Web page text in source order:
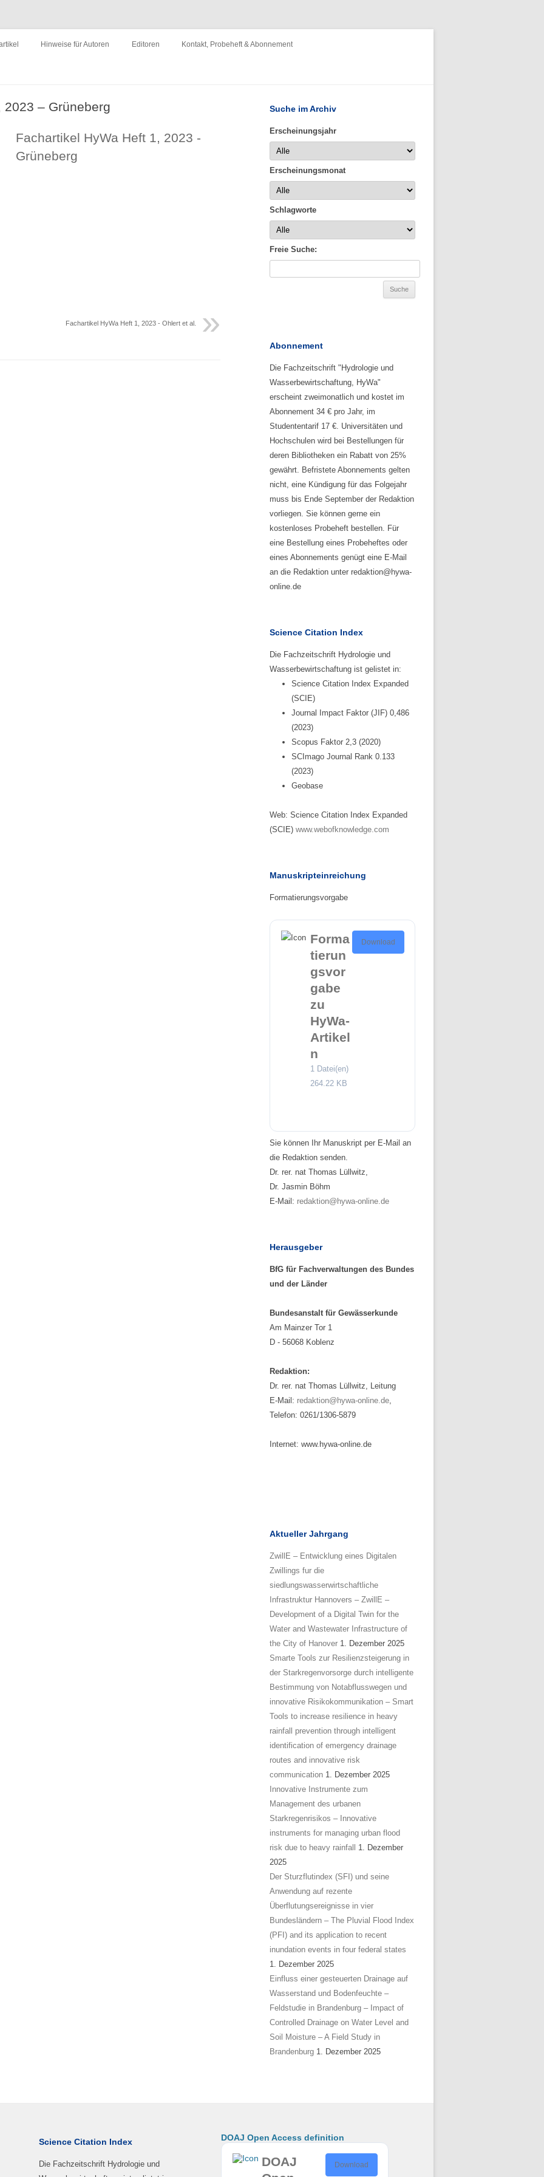
Inhalt
Hinweise für Autoren Editoren Kontakt, Probeheft & Abonnement
2023 – Grüneberg
Fachartikel HyWa Heft 1, 2023 -
Grüneberg
Fachartikel HyWa Heft 1, 2023 - Ohlert et al.
Suche im Archiv
Erscheinungsjahr
Erscheinungsmonat
Schlagworte
Freie Suche:
Abonnement
Die Fachzeitschrift "Hydrologie und
Wasserbewirtschaftung, HyWa"
erscheint zweimonatlich und kostet im
Abonnement 34 € pro Jahr, im
Studententarif 17 €. Universitäten und
Hochschulen wird bei Bestellungen für
deren Bibliotheken ein Rabatt von 25%
gewährt. Befristete Abonnements gelten
nicht, eine Kündigung für das Folgejahr
muss bis Ende September der Redaktion
vorliegen. Sie können gerne ein
kostenloses Probeheft bestellen. Für
eine Bestellung eines Probeheftes oder
eines Abonnements genügt eine E-Mail
an die Redaktion unter redaktion@hywa-
online.de
Science Citation Index
Die Fachzeitschrift Hydrologie und
Wasserbewirtschaftung ist gelistet in:
Science Citation Index Expanded
(SCIE)
Journal Impact Faktor (JIF) 0,486
(2023)
Scopus Faktor 2,3 (2020)
SCImago Journal Rank 0.133
(2023)
Geobase
Web: Science Citation Index Expanded
(SCIE)www.webofknowledge.com
Manuskripteinreichung
Formatierungsvorgabe
Forma
tierun
gsvor
gabe
zu
HyWa-
Artikel
n
1 Datei(en)
264.22 KB
Download
Sie können Ihr Manuskript per E-Mail an
die Redaktion senden.
Dr. rer. nat Thomas Lüllwitz,
Dr. Jasmin Böhm
E-Mail: redaktion@hywa-online.de
Herausgeber
BfG für Fachverwaltungen des Bundes
und der Länder
Bundesanstalt für Gewässerkunde
Am Mainzer Tor 1
D - 56068 Koblenz
Redaktion:
Dr. rer. nat Thomas Lüllwitz, Leitung
E-Mail: redaktion@hywa-online.de
Telefon: 0261/1306-5879
Internet: www.hywa-online.de
Aktueller Jahrgang
ZwillE – Entwicklung eines Digitalen
Zwillings fur die
siedlungswasserwirtschaftliche
Infrastruktur Hannovers – ZwillE –
Development of a Digital Twin for the
Water and Wastewater Infrastructure of
the City of Hanover 1. Dezember 2025
Smarte Tools zur Resilienzsteigerung in
der Starkregenvorsorge durch intelligente
Bestimmung von Notabflusswegen und
innovative Risikokommunikation – Smart
Tools to increase resilience in heavy
rainfall prevention through intelligent
identification of emergency drainage
routes and innovative risk
communication 1. Dezember 2025
Innovative Instrumente zum
Management des urbanen
Starkregenrisikos – Innovative
instruments for managing urban flood
risk due to heavy rainfall
1. Dezember
2025
Der Sturzflutindex (SFI) und seine
Anwendung auf rezente
Überflutungsereignisse in vier
Bundesländern – The Pluvial Flood Index
(PFI) and its application to recent
inundation events in four federal states
1. Dezember 2025
Einfluss einer gesteuerten Drainage auf
Wasserstand und Bodenfeuchte –
Feldstudie in Brandenburg – Impact of
Controlled Drainage on Water Level and
Soil Moisture – A Field Study in
Brandenburg 1. Dezember 2025
Science Citation Index
Die Fachzeitschrift Hydrologie und
DOAJ Open Access definition
DOAJ
Download